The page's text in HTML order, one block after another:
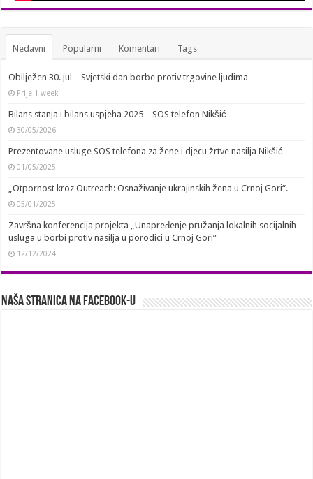
Nedavni Popularni Komentari Tags
Obilježen 30. jul – Svjetski dan borbe protiv trgovine ljudima
Prije 1 week
Bilans stanja i bilans uspjeha 2025 – SOS telefon Nikšić
30/05/2026
Prezentovane usluge SOS telefona za žene i djecu žrtve nasilja Nikšić
01/05/2025
„Otpornost kroz Outreach: Osnaživanje ukrajinskih žena u Crnoj Gori“.
05/01/2025
Završna konferencija projekta „Unapređenje pružanja lokalnih socijalnih
usluga u borbi protiv nasilja u porodici u Crnoj Gori”
12/12/2024
Naša stranica na Facebook-u